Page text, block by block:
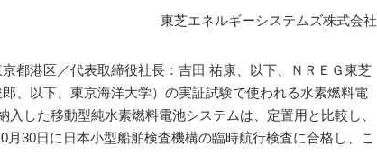
東芝エネルギーシステムズ株式会社
都港区／代表取締役社長：吉田 祐康、以下、ＮＲＥＧ東芝
、以下、東京海洋大学）の実証試験で使われる水素燃料電
した移動型純水素燃料電池システムは、定置用と比較し、
30日に日本小型船舶検査機構の臨時航行検査に合格し、こ